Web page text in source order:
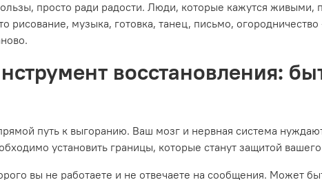
просто ради радости. Люди, которые кажутся живыми,
рисование, музыка, готовка, танец, письмо,
восстановления:
путь к выгоранию. Ваш мозг и нервная система
установить границы, которые станут защитой
вы не работаете и не отвечаете на сообщения. Может